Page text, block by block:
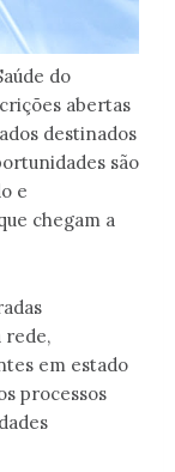
do
abertas
destinados
são
e
chegam a
rede,
em estado
processos